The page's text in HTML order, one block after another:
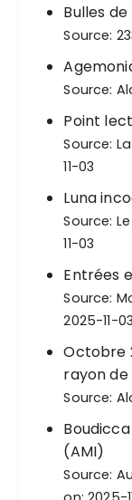
Bulles
Source:
Source:
Point
Source:
11-03
Luna
Source:
11-03
Entrées
Source:
2025-11-03
Octobre
rayon de
Source:
(AMI)
Source: